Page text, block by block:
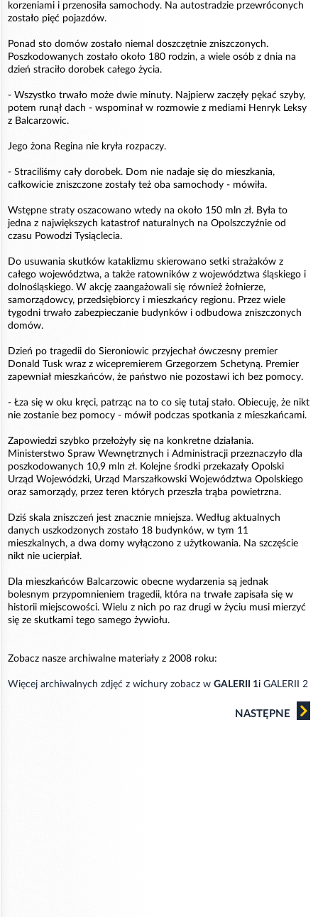
korzeniami i przenosiła samochody. Na autostradzie przewróconych
zostało pięć pojazdów.
Ponad sto domów zostało niemal doszczętnie zniszczonych.
Poszkodowanych zostało około 180 rodzin, a wiele osób z dnia na
dzień straciło dorobek całego życia.
- Wszystko trwało może dwie minuty. Najpierw zaczęły pękać szyby,
potem runął dach - wspominał w rozmowie z mediami Henryk Leksy
z Balcarzowic.
Jego żona Regina nie kryła rozpaczy.
- Straciliśmy cały dorobek. Dom nie nadaje się do mieszkania,
całkowicie zniszczone zostały też oba samochody - mówiła.
Wstępne straty oszacowano wtedy na około 150 mln zł. Była to
jedna z największych katastrof naturalnych na Opolszczyźnie od
czasu Powodzi Tysiąclecia.
Do usuwania skutków kataklizmu skierowano setki strażaków z
całego województwa, a także ratowników z województwa śląskiego i
dolnośląskiego. W akcję zaangażowali się również żołnierze,
samorządowcy, przedsiębiorcy i mieszkańcy regionu. Przez wiele
tygodni trwało zabezpieczanie budynków i odbudowa zniszczonych
domów.
Dzień po tragedii do Sieroniowic przyjechał ówczesny premier
Donald Tusk wraz z wicepremierem Grzegorzem Schetyną. Premier
zapewniał mieszkańców, że państwo nie pozostawi ich bez pomocy.
- Łza się w oku kręci, patrząc na to co się tutaj stało. Obiecuję, że nikt
nie zostanie bez pomocy - mówił podczas spotkania z mieszkańcami.
Zapowiedzi szybko przełożyły się na konkretne działania.
Ministerstwo Spraw Wewnętrznych i Administracji przeznaczyło dla
poszkodowanych 10,9 mln zł. Kolejne środki przekazały Opolski
Urząd Wojewódzki, Urząd Marszałkowski Województwa Opolskiego
oraz samorządy, przez teren których przeszła trąba powietrzna.
Dziś skala zniszczeń jest znacznie mniejsza. Według aktualnych
danych uszkodzonych zostało 18 budynków, w tym 11
mieszkalnych, a dwa domy wyłączono z użytkowania. Na szczęście
nikt nie ucierpiał.
Dla mieszkańców Balcarzowic obecne wydarzenia są jednak
bolesnym przypomnieniem tragedii, która na trwałe zapisała się w
historii miejscowości. Wielu z nich po raz drugi w życiu musi mierzyć
się ze skutkami tego samego żywiołu.
Zobacz nasze archiwalne materiały z 2008 roku:
Więcej archiwalnych zdjęć z wichury zobacz w GALERII 1i GALERII 2
NASTĘPNE